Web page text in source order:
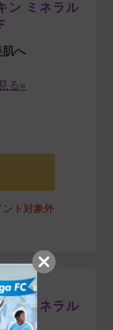
ン ミネラル
へ
る»
ト対象外
ン ミネラル